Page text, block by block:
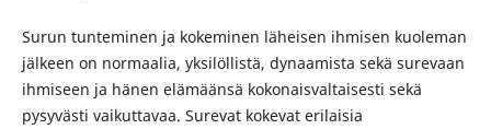
Surun tunteminen ja kokeminen läheisen ihmisen kuoleman
jälkeen on normaalia, yksilöllistä, dynaamista sekä surevaan
ihmiseen ja hänen elämäänsä kokonaisvaltaisesti sekä
pysyvästi vaikuttavaa. Surevat kokevat erilaisia